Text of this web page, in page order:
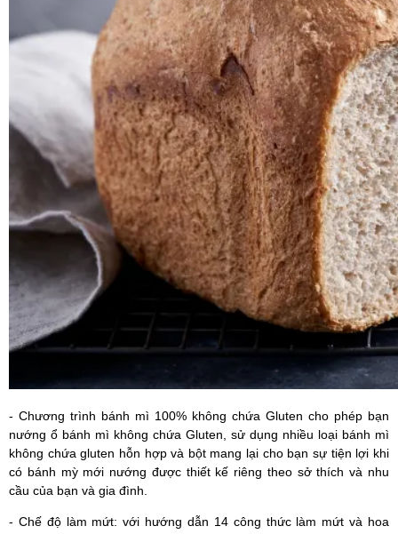
- Chương trình bánh mì 100% không chứa Gluten cho phép bạn
nướng ổ bánh mì không chứa Gluten, sử dụng nhiều loại bánh mì
không chứa gluten hỗn hợp và bột mang lại cho bạn sự tiện lợi khi
có bánh mỳ mới nướng được thiết kế riêng theo sở thích và nhu
cầu của bạn và gia đình.
- Chế độ làm mứt: với hướng dẫn 14 công thức làm mứt và hoa